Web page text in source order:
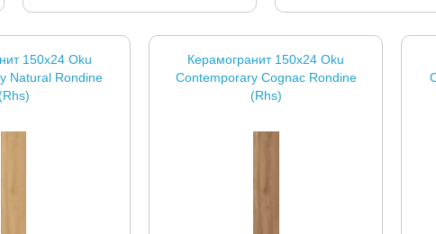
150x24 Oku
Natural Rondine
Керамогранит 150x24 Oku
Contemporary Cognac Rondine
(Rhs)